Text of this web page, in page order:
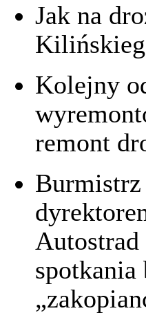
Jak na
Kolejny
remont
Burmistrz